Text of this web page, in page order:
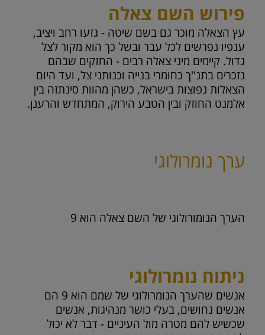
פירוש השם צאלה
עץ הצאלה מוכר גם בשם שיטה - גזעו רחב ויציב,
ענפיו נפרשים לכל עבר ובשל כך הוא מקור לצל
גדול. קיימים מיני צאלה רבים - החזקים שבהם
נזכרים בתנ"ך כחומרי בנייה וכנותני צל, ועד היום
הצאלות נפוצות בישראל, כשהן מהוות סינתזה בין
אלמנט החוזק ובין הטבע הירוק, המתחדש והרענן.
ערך נומרולוגי
הערך הנומורולוגי של השם צאלה הוא 9
ניתוח נומרולוגי
אנשים שהערך הנומרולוגי של שמם הוא 9 הם
אנשים נחושים, בעלי כושר מנהיגות, אנשים
שכשיש להם מטרה מול העיניים - דבר לא יכול